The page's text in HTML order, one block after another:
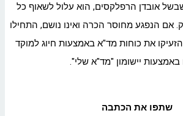
שבשל אובדן הרפלקסים, הוא עלול לשאוף כל
אם הנפגע מחוסר הכרה ואינו נושם, התחילו
את כוחות מד"א באמצעות חיוג למוקד
שתפו את הכתבה